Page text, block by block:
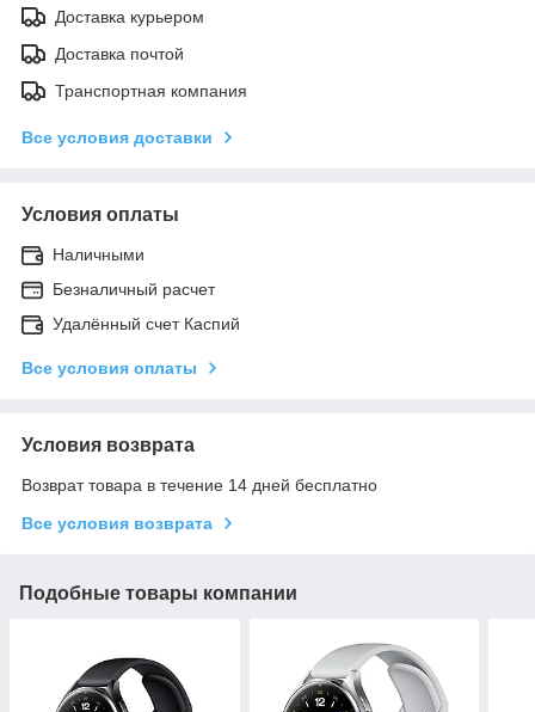
Доставка курьером
Доставка почтой
Транспортная компания
Все условия доставки
Условия оплаты
Наличными
Безналичный расчет
Удалённый счет Каспий
Все условия оплаты
Условия возврата
Возврат товара в течение 14 дней бесплатно
Все условия возврата
Подобные товары компании